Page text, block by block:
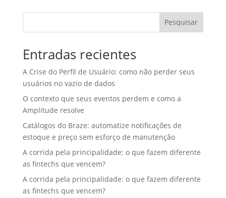
Pesquisar
Entradas recientes
A Crise do Perfil de Usuário: como não perder seus
usuários no vazio de dados
O contexto que seus eventos perdem e como a
Amplitude resolve
Catálogos do Braze: automatize notificações de
estoque e preço sem esforço de manutenção
A corrida pela principalidade: o que fazem diferente
as fintechs que vencem?
A corrida pela principalidade: o que fazem diferente
as fintechs que vencem?